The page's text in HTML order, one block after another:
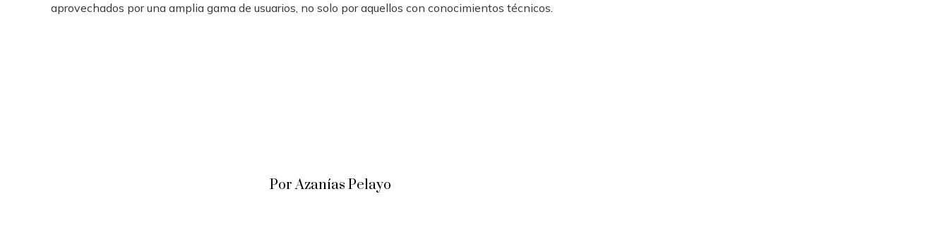
aprovechados por una amplia gama de usuarios, no solo por aquellos con conocimientos técnicos.
Por Azanías Pelayo